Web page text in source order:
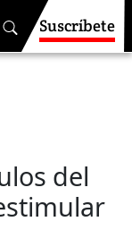
Suscríbete
del